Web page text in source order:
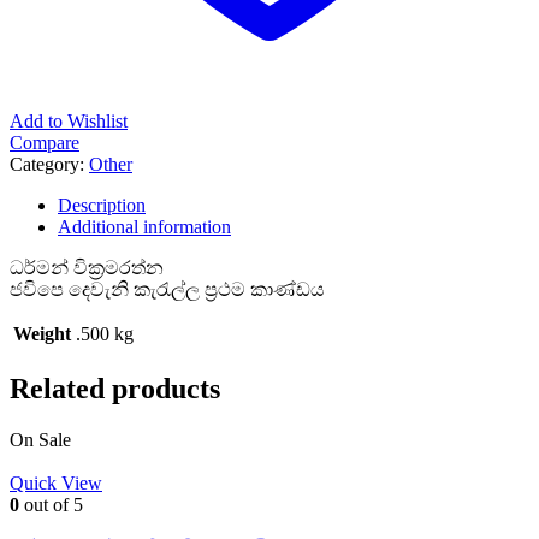
Add to Wishlist
Compare
Category: Other
Description
Additional information
ධර්මන් වික්‍රමරත්න
ජවිපෙ දෙවැනි කැරැල්ල ප්‍රථම කාණ්ඩය
Weight .500 kg
Related products
On Sale
Quick View
0 out of 5